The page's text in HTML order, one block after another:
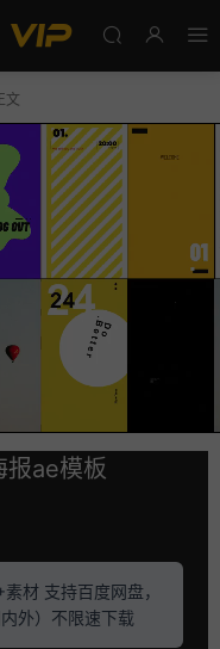
文
报ae模板
材 支持百度网盘，
外）不限速下载